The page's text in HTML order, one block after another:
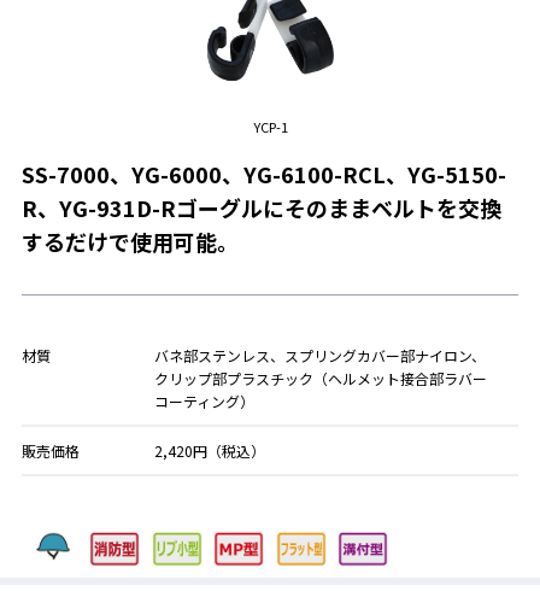
YCP-1
SS-7000、YG-6000、YG-6100-RCL、YG-5150-
R、YG-931D-Rゴーグルにそのままベルトを交換
するだけで使用可能。
材質
バネ部ステンレス、スプリングカバー部ナイロン、
クリップ部プラスチック（ヘルメット接合部ラバー
コーティング）
販売価格 2,420円（税込）